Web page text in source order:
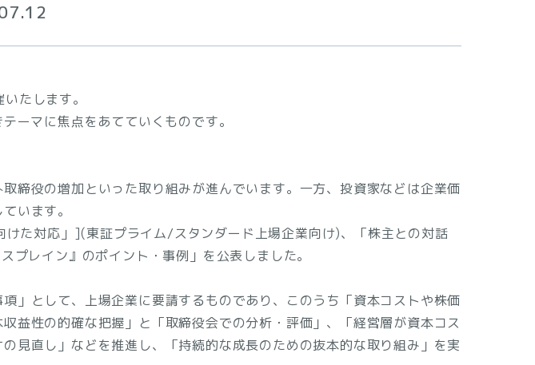
たします。
ーマに焦点をあてていくものです。
締役の増加といった取り組みが進んでいます。一方、投資家などは企業価
います。
た対応」](東証プライム/スタンダード上場企業向け)、「株主との対話
レイン』のポイント・事例」を公表しました。
」として、上場企業に要請するものであり、このうち「資本コストや株価
益性の的確な把握」と「取締役会での分析・評価」、「経営層が資本コス
見直し」などを推進し、「持続的な成長のための抜本的な取り組み」を実